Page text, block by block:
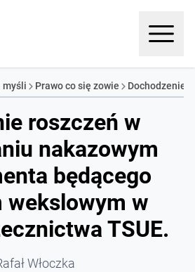
myśli Prawo co się zowie Dochodzenie
roszczeń w
nakazowym
będącego
wekslowym w
TSUE.
Włoczka